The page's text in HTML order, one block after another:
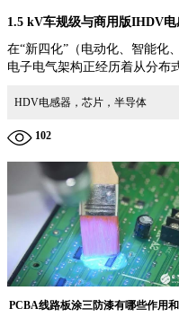
1.5 kV车规级与商用版IHDV
在“新四化”（电动化、智能化
电子电气架构正经历着从分布
HDV电感器，芯片，半导体
102
PCBA线路板涂三防漆有哪些作用